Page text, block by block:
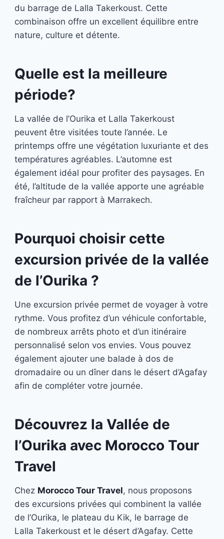
du barrage de Lalla Takerkoust. Cette
combinaison offre un excellent équilibre entre
nature, culture et détente.
Quelle est la meilleure
période?
La vallée de l’Ourika et Lalla Takerkoust
peuvent être visitées toute l’année. Le
printemps offre une végétation luxuriante et des
températures agréables. L’automne est
également idéal pour profiter des paysages. En
été, l’altitude de la vallée apporte une agréable
fraîcheur par rapport à Marrakech.
Pourquoi choisir cette
excursion privée de la vallée
de l’Ourika ?
Une excursion privée permet de voyager à votre
rythme. Vous profitez d’un véhicule confortable,
de nombreux arrêts photo et d’un itinéraire
personnalisé selon vos envies. Vous pouvez
également ajouter une balade à dos de
dromadaire ou un dîner dans le désert d’Agafay
afin de compléter votre journée.
Découvrez la Vallée de
l’Ourika avec Morocco Tour
Travel
Chez Morocco Tour Travel, nous proposons
des excursions privées qui combinent la vallée
de l’Ourika, le plateau du Kik, le barrage de
Lalla Takerkoust et le désert d’Agafay. Cette